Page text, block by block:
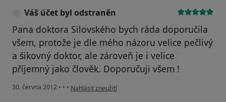
Váš účet byl odstraněn
Pana doktora Silovského bych ráda doporučila
všem, protože je dle mého názoru velice pečlivý
a šikovný doktor, ale zároveň je i velice
příjemný jako člověk. Doporučuji všem !
30. června 2012 • • • podle názoru uživatele Váš účet byl odstraněn
Nahlásit zneužití